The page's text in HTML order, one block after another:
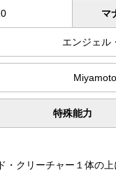
マ
エンジェル
特殊能力
クリーチャー１体の上